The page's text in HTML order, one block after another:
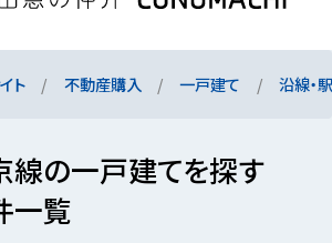
ト 不動産購入 一戸建て 沿線・
線の一戸建てを探す
一覧